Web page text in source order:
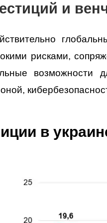
и
рисками,
возможности
в